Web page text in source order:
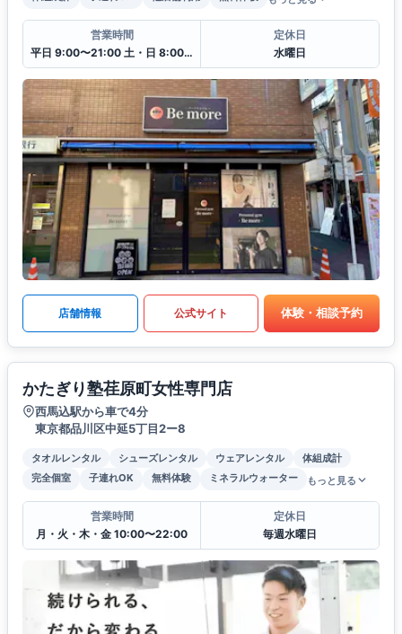
営業時間
平日 9:00〜21:00 土・日 8:00〜17:00 祝・日 8:00〜13:00
定休日
水曜日
店舗情報 公式サイト 体験・相談予約
かたぎり塾荏原町女性専門店
西馬込駅から車で4分
東京都品川区中延5丁目2ー8
タオルレンタル シューズレンタル ウェアレンタル
体組成計
完全個室
子連れOK 無料体験 ミネラルウォーター もっと見る
営業時間
月・火・木・金 10:00〜22:00
定休日
毎週水曜日